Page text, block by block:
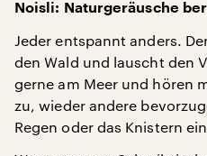
Noisli: Naturgeräusche
Jeder entspannt anders.
den Wald und lauscht den
gerne am Meer und hören
zu, wieder andere
Regen oder das Knistern